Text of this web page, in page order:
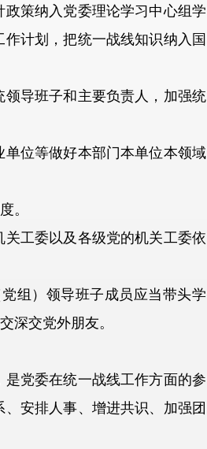
策纳入党委理论学习中心组学
计划，把统一战线知识纳入国
导班子和主要负责人，加强统
位等做好本部门本单位本领域
。
工委以及各级党的机关工委依
组）领导班子成员应当带头学
深交党外朋友。
党委在统一战线工作方面的参
安排人事、增进共识、加强团